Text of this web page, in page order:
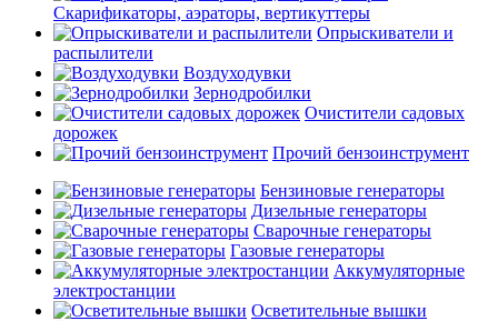
Скарификаторы, аэраторы, вертикуттеры
Опрыскиватели и
распылители
Воздуходувки
Зернодробилки
Очистители садовых
дорожек
Прочий бензоинструмент
Бензиновые генераторы
Дизельные генераторы
Сварочные генераторы
Газовые генераторы
Аккумуляторные
электростанции
Осветительные вышки